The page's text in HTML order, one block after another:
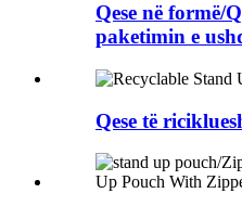
Qese në formë/
paketimin e
Qese të